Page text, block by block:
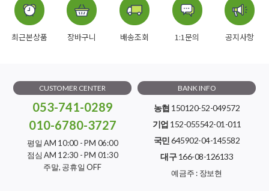
최근본상품 장바구니 배송조회 1:1문의 공지사항
CUSTOMER CENTER
053-741-0289
010-6780-3727
평일 AM 10:00 - PM 06:00
점심 AM 12:30 - PM 01:30
주말, 공휴일 OFF
BANK INFO
농협 150120-52-049572
기업 152-055542-01-011
국민645902-04-145582
대구166-08-126133
예금주 : 장보현